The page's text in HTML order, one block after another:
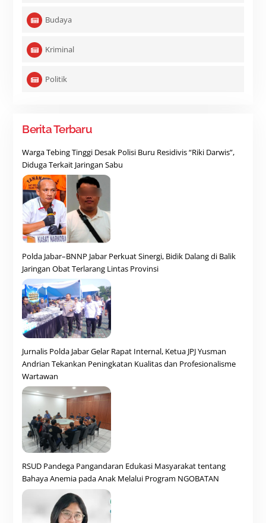
Budaya
Kriminal
Politik
Berita Terbaru
Warga Tebing Tinggi Desak Polisi Buru Residivis “Riki Darwis”,
Diduga Terkait Jaringan Sabu
Polda Jabar–BNNP Jabar Perkuat Sinergi, Bidik Dalang di Balik
Jaringan Obat Terlarang Lintas Provinsi
Jurnalis Polda Jabar Gelar Rapat Internal, Ketua JPJ Yusman
Andrian Tekankan Peningkatan Kualitas dan Profesionalisme
Wartawan
RSUD Pandega Pangandaran Edukasi Masyarakat tentang
Bahaya Anemia pada Anak Melalui Program NGOBATAN